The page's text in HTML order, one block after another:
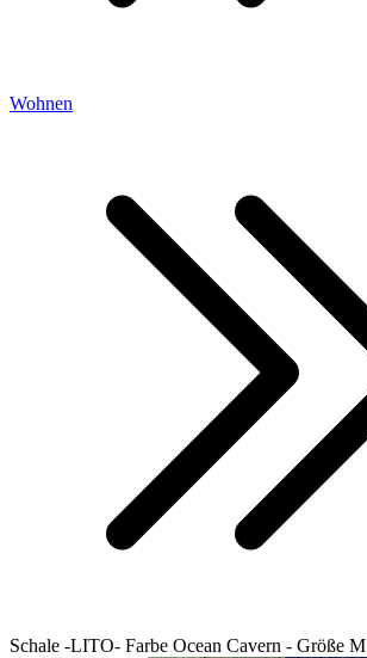
Wohnen
Schale -LITO- Farbe Ocean Cavern - Größe M